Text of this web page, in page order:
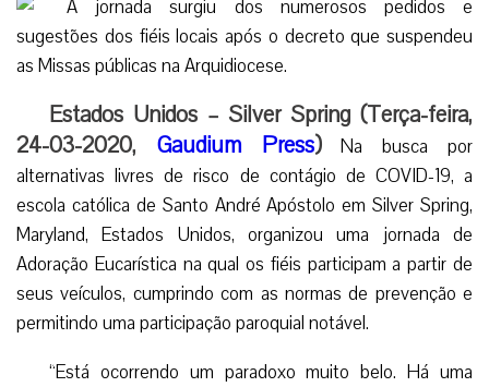
Estados Unidos – Silver Spring (Terça-feira,
24-03-2020, Gaudium Press)Na busca por
alternativas livres de risco de contágio de COVID-19, a
escola católica de Santo André Apóstolo em Silver Spring,
Maryland, Estados Unidos, organizou uma jornada de
Adoração Eucarística na qual os fiéis participam a partir de
seus veículos, cumprindo com as normas de prevenção e
permitindo uma participação paroquial notável.
“Está ocorrendo um paradoxo muito belo. Há uma